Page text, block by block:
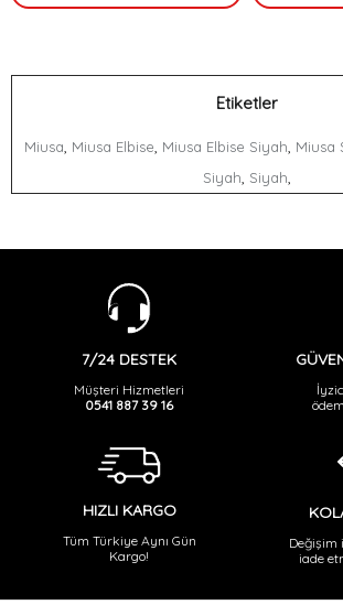
Etiketler
Miusa, Miusa Elbise, Miusa Elbise Siyah, Miusa
Siyah, Siyah,
7/24 DESTEK
Müşteri Hizmetleri
0541 887 39 16
HIZLI KARGO
Tüm Türkiye Aynı Gün
Kargo!
Değişim
iade